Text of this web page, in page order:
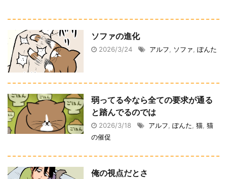
ソファの進化
2026/3/24 アルフ ソファ ぽんた
弱ってる今なら全ての要求が通る
と踏んでるのでは
2026/3/18 アルフ, ぽんた, 猫, 猫
の催促
俺の視点だとさ